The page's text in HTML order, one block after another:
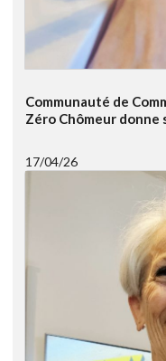
Communauté de
Zéro Chômeur donne
17/04/26